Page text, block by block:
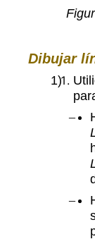
Dibujar